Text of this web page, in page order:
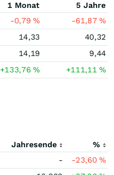
1 Monat
5 Jahre
-0,79% -61,87%
14,33
40,32
14,19
9,44
+133,76% +111,11%
Jahresende
%
- -23,60%